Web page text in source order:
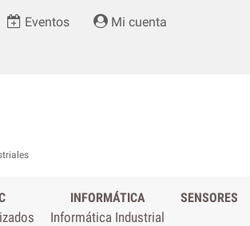
Eventos Mi cuenta
INFORMÁTICA
Informática Industrial
SENSORES